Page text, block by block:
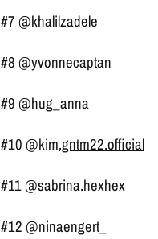
#7 @khalilzadele
#8 @yvonnecaptan
#9 @hug_anna
#10 @kim.gntm22.official
#11 @sabrina.hexhex
#12 @ninaengert_